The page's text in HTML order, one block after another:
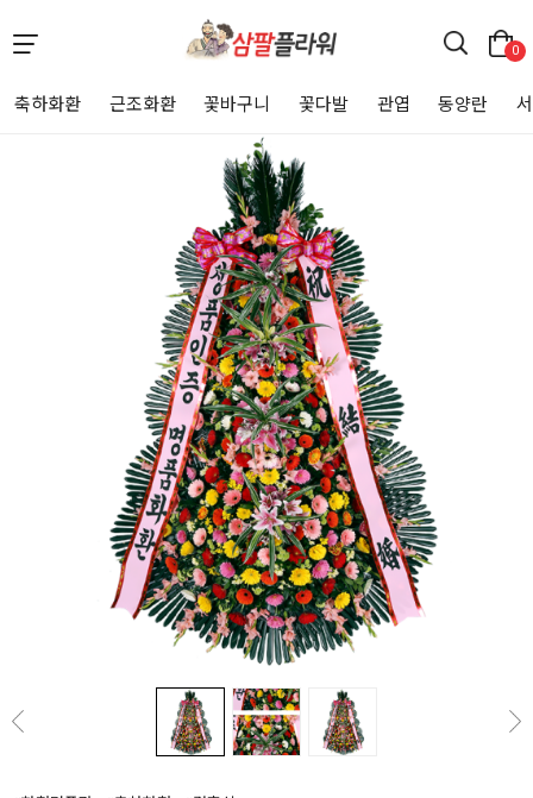
0
축하화환 근조화환 꽃바구니 꽃다발 관엽 동양란